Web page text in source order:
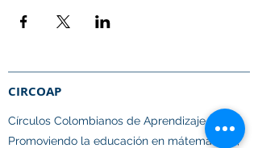
CIRCOAP
Círculos Colombianos de Aprendizaje.​
Promoviendo la educación en mátematicas,